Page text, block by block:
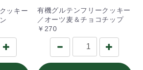
ッキー
有機グルテンフリークッキー
／オーツ麦＆チョコチップ
￥270